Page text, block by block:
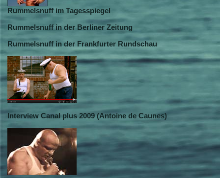
Rummelsnuff im Tagesspiegel
Rummelsnuff in der Berliner Zeitung
Rummelsnuff in der Frankfurter Rundschau
Interview Canal plus 2009 (Antoine de Caunes)